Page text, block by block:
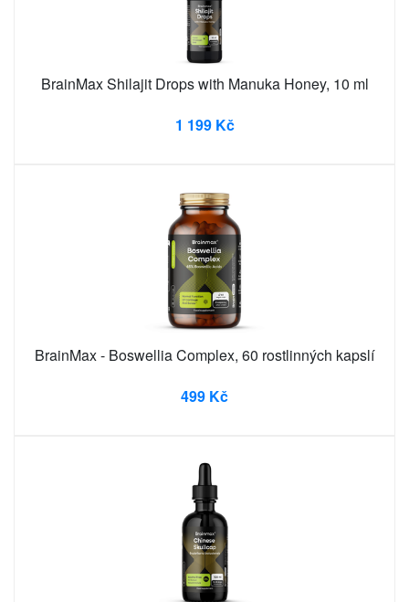
BrainMax Shilajit Drops with Manuka Honey, 10 ml
1 199 Kč
BrainMax - Boswellia Complex, 60 rostlinných kapslí
499 Kč